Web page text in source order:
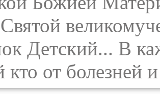
Детский... В
кто от болезней